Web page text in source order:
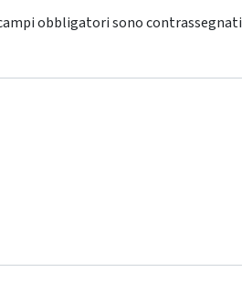
obbligatori sono contrassegnati